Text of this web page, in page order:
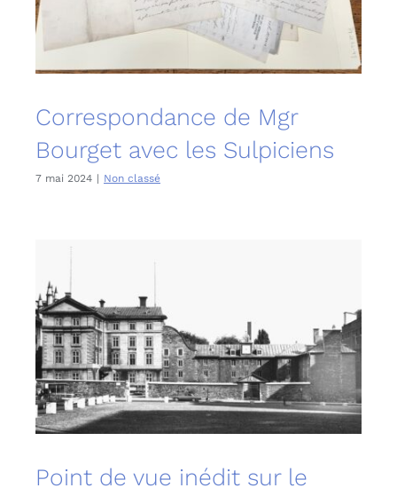
Correspondance de Mgr
Bourget avec les Sulpiciens
7 mai 2024 | Non classé
Point de vue inédit sur le